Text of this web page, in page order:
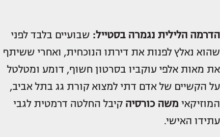
הדרמה הלילית נגמרה בסטייל: שבועיים בלבד לפני
שהוא נאלץ לפנות את דירתו הנוכחית, ואחרי ששיתף
את מאות אלפי עוקביו בסרטון חשוף, דומע ומטלטל
על הקשיים של אדם דתי למצוא קורת גג בתל אביב,
המוזיקאי משה כורסיה קיבל החלטה דרמטית לגבי
עתידו האישי.